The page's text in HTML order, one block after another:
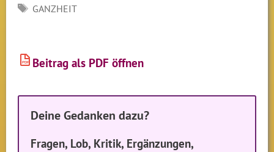
SCHLAGWÖRTER
GANZHEIT
PDF Beitrag als PDF öffnen
Deine Gedanken dazu?
Fragen, Lob, Kritik, Ergänzungen,